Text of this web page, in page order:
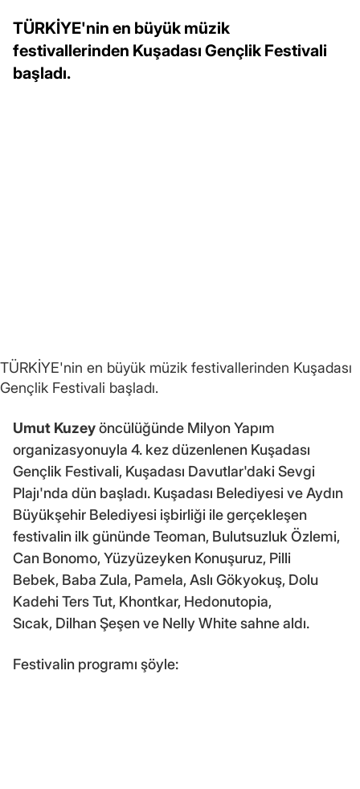
TÜRKİYE'nin en büyük müzik
festivallerinden Kuşadası Gençlik Festivali
başladı.
TÜRKİYE'nin en büyük müzik festivallerinden Kuşadası
Gençlik Festivali başladı.
Umut Kuzeyöncülüğünde Milyon Yapım
organizasyonuyla 4. kez düzenlenen Kuşadası
Gençlik Festivali, Kuşadası Davutlar'daki Sevgi
Plajı'nda dün başladı. Kuşadası Belediyesi ve Aydın
Büyükşehir Belediyesi işbirliği ile gerçekleşen
festivalin ilk gününde Teoman, Bulutsuzluk Özlemi,
Can Bonomo, Yüzyüzeyken Konuşuruz, Pilli
Bebek, Baba Zula, Pamela, Aslı Gökyokuş, Dolu
Kadehi Ters Tut, Khontkar, Hedonutopia,
Sıcak, Dilhan Şeşen ve Nelly White sahne aldı.
Festivalin programı şöyle: